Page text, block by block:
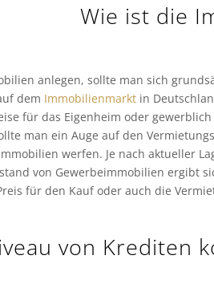
Wie ist die
anlegen, sollte man sich
dem Immobilienmarkt in
für das Eigenheim oder
man ein Auge auf den
werfen. Je nach aktueller
von Gewerbeimmobilien ergibt
für den Kauf oder auch die
von Krediten